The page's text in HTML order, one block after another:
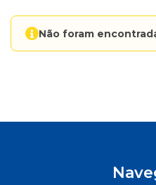
Não foram